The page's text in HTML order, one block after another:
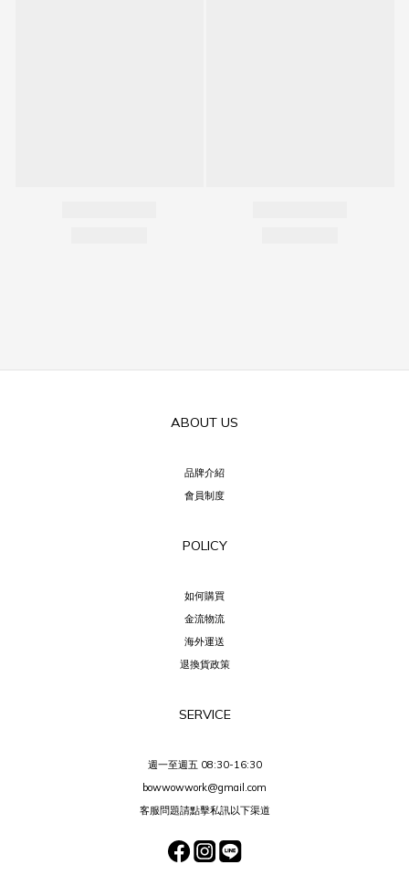
ABOUT US
品牌介紹
會員制度
POLICY
如何購買
金流物流
海外運送
退換貨政策
SERVICE
週一至週五 08:30-16:30
bowwowwork@gmail.com
客服問題請點擊私訊以下渠道